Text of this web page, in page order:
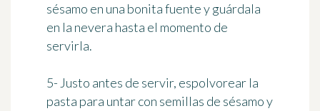
sésamo en una bonita fuente y guárdala
en la nevera hasta el momento de
servirla.
5- Justo antes de servir, espolvorear la
pasta para untar con semillas de sésamo y